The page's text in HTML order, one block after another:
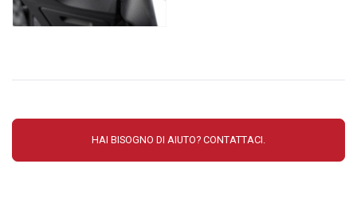
HAI BISOGNO DI AIUTO? CONTATTACI.